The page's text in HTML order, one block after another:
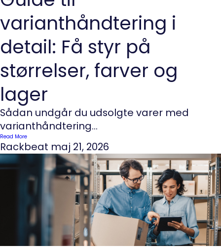
varianthåndtering i
detail: Få styr på
størrelser, farver og
lager
Sådan undgår du udsolgte varer med
varianthåndtering...
Read More
Rackbeat maj 21, 2026